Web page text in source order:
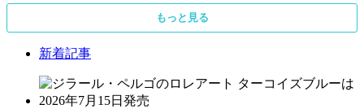
もっと見る
新着記事